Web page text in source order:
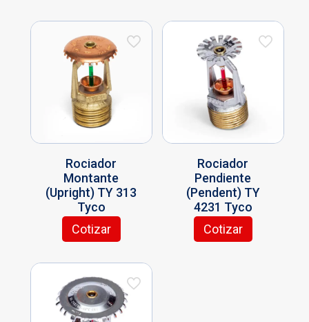
Rociador
Montante
(Upright) TY 313
Tyco
Cotizar
Rociador
Pendiente
(Pendent) TY
4231 Tyco
Cotizar